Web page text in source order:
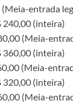
(Meia-entrada
240,00 (inteira)
(Meia-
360,00 (inteira)
(Meia-
320,00 (inteira)
(Meia-